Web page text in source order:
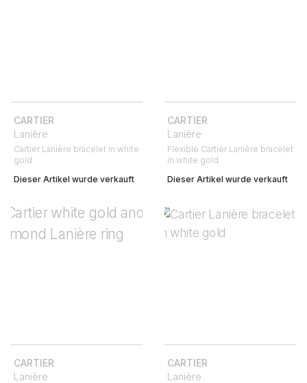
CARTIER
Lanière
Cartier Lanière bracelet in white
gold
Dieser Artikel wurde verkauft
CARTIER
Lanière
Flexible Cartier Lanière bracelet
in white gold
Dieser Artikel wurde verkauft
CARTIER
Lanière
CARTIER
Lanière